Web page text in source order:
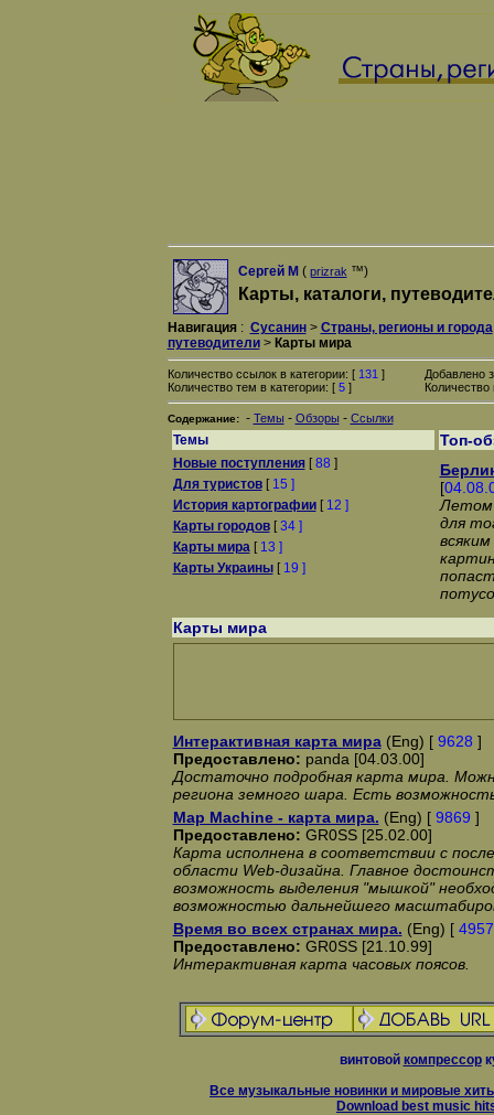
Сергей М ( prizrak™)
Карты, каталоги,
Навигация: Сусанин> Страны, регионы и города
путеводители> Карты мира
Количество ссылок в категории: [ 131 ]
Количество тем в категории: [ 5]
Добавлено
Содержание: - Темы - Обзоры - Ссылки
Темы Топ-
Новые поступления[88 ]
Для туристов[ 15 ]
История картографии[ 12 ]
Карты городов[34 ]
Карты мира[ 13 ]
Карты Украины[ 19 ]
[
Летом
для
Карты мира
Интерактивная карта мира(Eng) [ 9628 ]
Предоставлено: panda [04.03.00]
Достаточно подробная карта мира.
региона земного шара. Есть
Map Machine - карта мира. (Eng) [ 9869 ]
Предоставлено: GR0SS [25.02.00]
Карта исполнена в соответствии с
области Web-дизайна. Главное
возможность выделения "мышкой"
возможностью дальнейшего
Время во всех странах мира. (Eng) [ 4957
Предоставлено: GR0SS [21.10.99]
Интерактивная карта часовых поясов.
винтовой компрессор
Все музыкальные новинки и мировые
Download best music